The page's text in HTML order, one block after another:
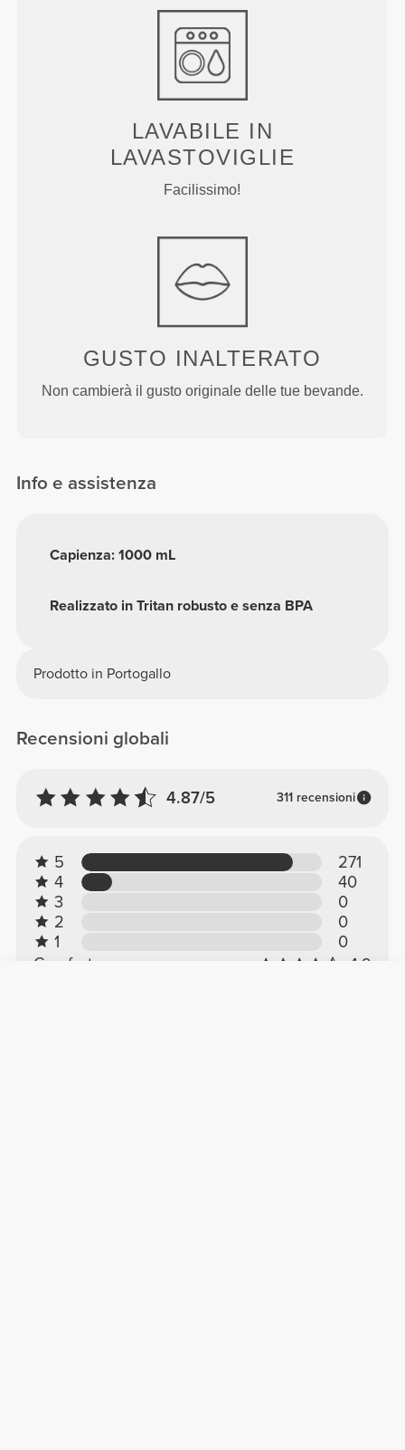
LAVABILE IN
LAVASTOVIGLIE
Facilissimo!
GUSTO INALTERATO
Non cambierà il gusto originale delle tue bevande.
Info e assistenza
Realizzato in Tritan robusto e senza BPA
Capienza: 1000 mL
Prodotto in Portogallo
Recensioni globali
4.87/5 311 recensioni
5
271
4
40
3
0
2
0
1
0
Comfort
4.9